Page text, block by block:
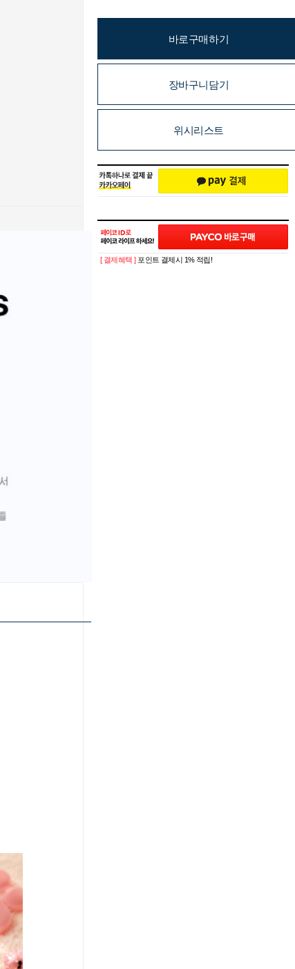
바로구매하기
장바구니담기
위시리스트
[ 결제혜택 ] 포인트 결제시 1% 적립!